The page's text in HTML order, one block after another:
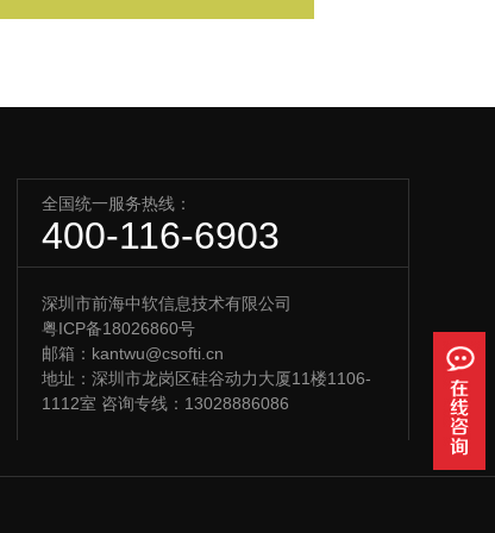
全国统一服务热线：
400-116-6903
深圳市前海中软信息技术有限公司
粤ICP备18026860号
邮箱：kantwu@csofti.cn
地址：深圳市龙岗区硅谷动力大厦11楼1106-
1112室 咨询专线：13028886086